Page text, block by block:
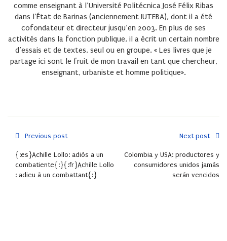
comme enseignant à l’Université Politécnica José Félix Ribas
dans l’État de Barinas (anciennement IUTEBA), dont il a été
cofondateur et directeur jusqu’en 2003. En plus de ses
activités dans la fonction publique, il a écrit un certain nombre
d’essais et de textes, seul ou en groupe. « Les livres que je
partage ici sont le fruit de mon travail en tant que chercheur,
enseignant, urbaniste et homme politique».
Previous post
{:es}Achille Lollo: adiós a un
combatiente{:}{:fr}Achille Lollo
: adieu à un combattant{:}
Next post
Colombia y USA: productores y
consumidores unidos jamás
serán vencidos